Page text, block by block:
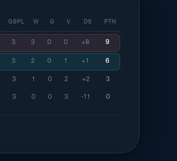
GSPL W G V DS PTN
3 3 0 0 +8 9
3 2 0 1 +1 6
3 1 0 2 +2 3
3 0 0 3 -11 0